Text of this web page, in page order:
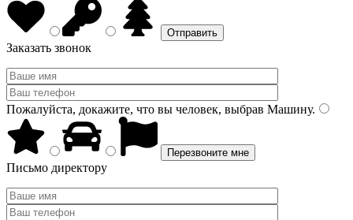
Заказать звонок
Пожалуйста, докажите, что вы человек, выбрав Машину.
Письмо директору